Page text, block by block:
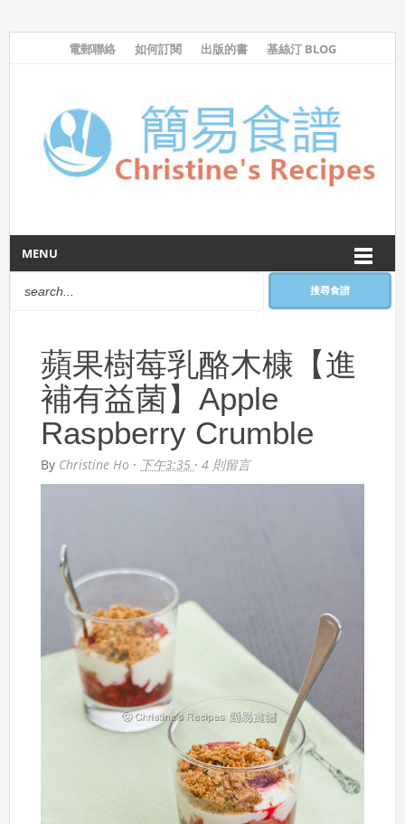
電郵聯絡 如何訂閱 出版的書 基絲汀 BLOG
MENU
搜尋食譜
蘋果樹莓乳酪木槺【進
補有益菌】Apple
Raspberry Crumble
By Christine Ho · 下午3:35 ·4 則留言